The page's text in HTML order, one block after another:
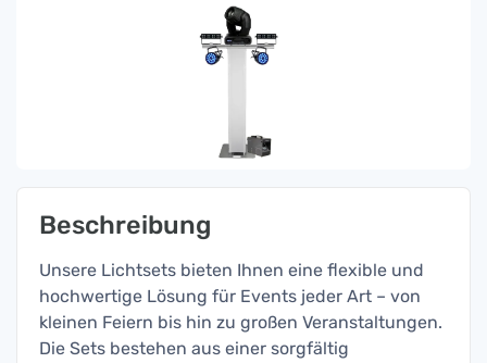
Beschreibung
Unsere Lichtsets bieten Ihnen eine flexible und
hochwertige Lösung für Events jeder Art – von
kleinen Feiern bis hin zu großen Veranstaltungen.
Die Sets bestehen aus einer sorgfältig